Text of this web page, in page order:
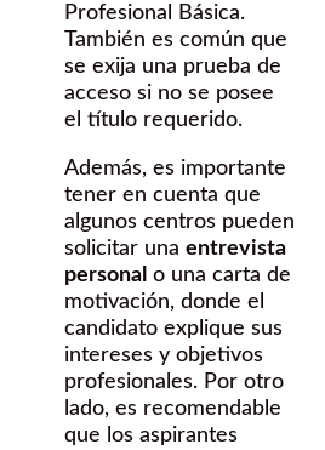
Profesional Básica.
También es común que
se exija una prueba de
acceso si no se posee
el título requerido.
Además, es importante
tener en cuenta que
algunos centros pueden
solicitar una entrevista
personal o una carta de
motivación, donde el
candidato explique sus
intereses y objetivos
profesionales. Por otro
lado, es recomendable
que los aspirantes